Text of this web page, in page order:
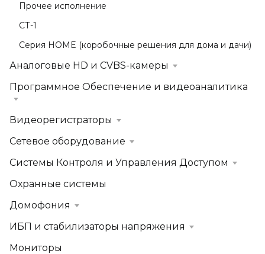
Прочее исполнение
СТ-1
Серия HOME (коробочные решения для дома и дачи)
Аналоговые HD и CVBS-камеры
Программное Обеспечение и видеоаналитика
Видеорегистраторы
Сетевое оборудование
Системы Контроля и Управления Доступом
Охранные системы
Домофония
ИБП и стабилизаторы напряжения
Мониторы